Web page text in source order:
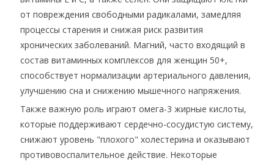
от повреждения свободными радикалами, замедляя
процессы старения и снижая риск развития
хронических заболеваний. Магний, часто входящий в
состав витаминных комплексов для женщин 50+,
способствует нормализации артериального давления,
улучшению сна и снижению мышечного напряжения.
Также важную роль играют омега-3 жирные кислоты,
которые поддерживают сердечно-сосудистую систему,
снижают уровень "плохого" холестерина и оказывают
противовоспалительное действие. Некоторые